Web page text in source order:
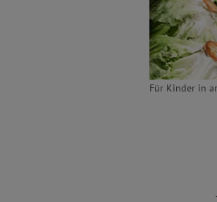
Für Kinder in